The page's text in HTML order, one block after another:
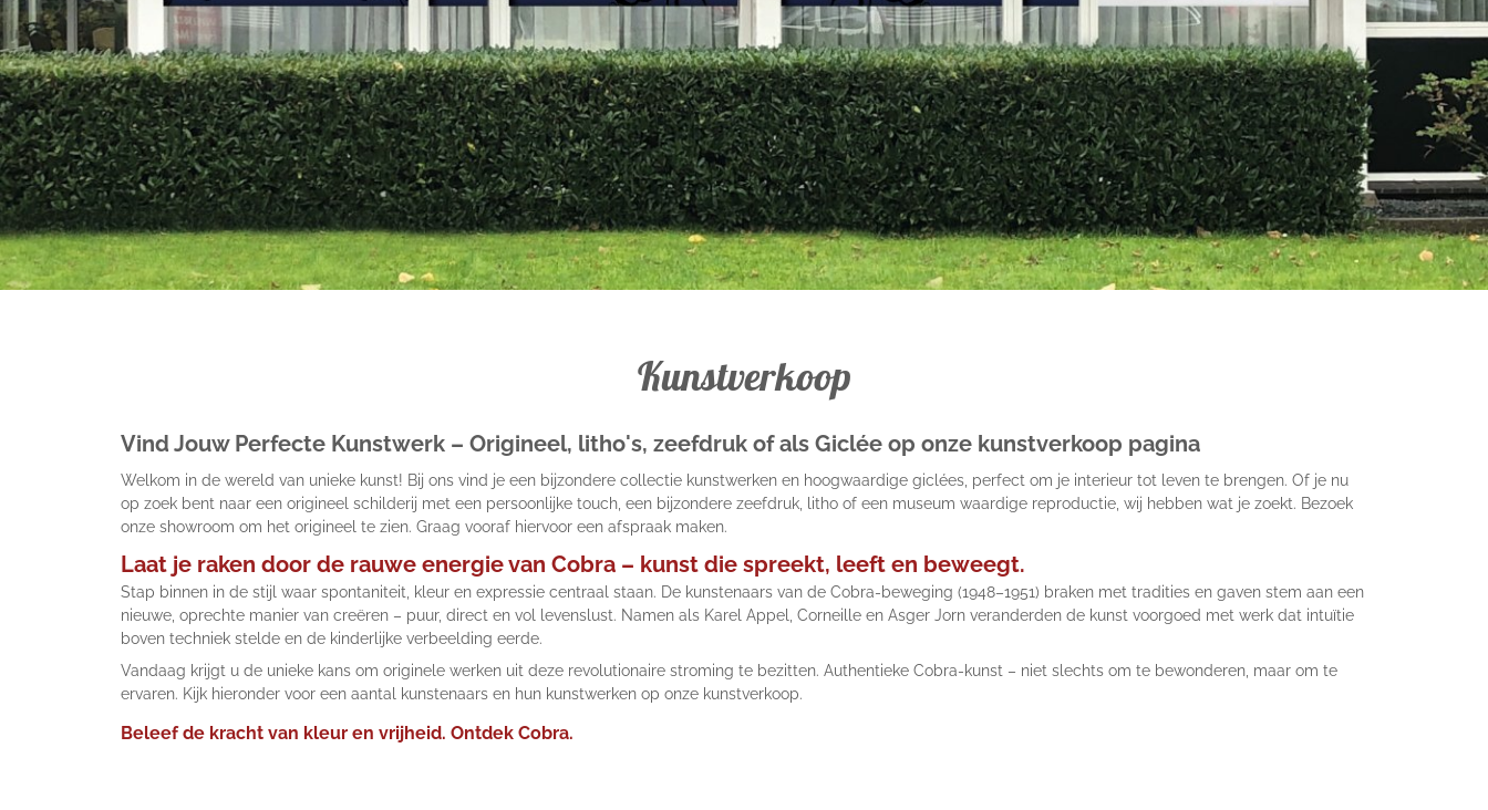
Kunstverkoop
Vind Jouw Perfecte Kunstwerk – Origineel, litho's, zeefdruk of als Giclée op onze kunstverkoop pagina
Welkom in de wereld van unieke kunst! Bij ons vind je een bijzondere collectie kunstwerken en hoogwaardige giclées, perfect om je interieur tot leven te brengen. Of je nu
op zoek bent naar een origineel schilderij met een persoonlijke touch, een bijzondere zeefdruk, litho of een museum waardige reproductie, wij hebben wat je zoekt. Bezoek
onze showroom om het origineel te zien. Graag vooraf hiervoor een afspraak maken.
Laat je raken door de rauwe energie van Cobra – kunst die spreekt, leeft en beweegt.
Stap binnen in de stijl waar spontaniteit, kleur en expressie centraal staan. De kunstenaars van de Cobra-beweging (1948–1951) braken met tradities en gaven stem aan een
nieuwe, oprechte manier van creëren – puur, direct en vol levenslust. Namen als Karel Appel, Corneille en Asger Jorn veranderden de kunst voorgoed met werk dat intuïtie
boven techniek stelde en de kinderlijke verbeelding eerde.
Vandaag krijgt u de unieke kans om originele werken uit deze revolutionaire stroming te bezitten. Authentieke Cobra-kunst – niet slechts om te bewonderen, maar om te
ervaren. Kijk hieronder voor een aantal kunstenaars en hun kunstwerken op onze kunstverkoop.
Beleef de kracht van kleur en vrijheid. Ontdek Cobra.